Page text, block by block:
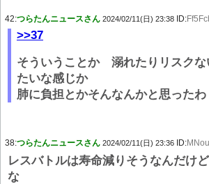
42:つらたんニュースさん 2024/02/11(日) 23:38 ID:
>>37
そういうことか 溺れたりリスクな
たいな感じか
肺に負担とかそんなんかと思ったわ
38:つらたんニュースさん 2024/02/11(日) 23:36 ID:
レスバトルは寿命減りそうなんだけ
な